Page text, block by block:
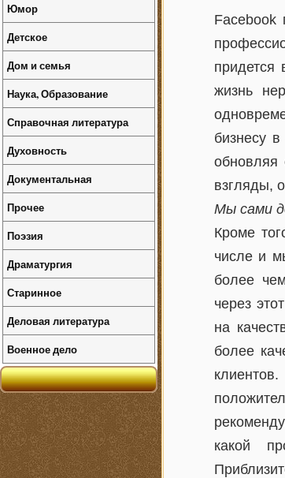
Facebook
придется
жизнь
бизнесу
обновляя
взгляды,
Мы сами
Кроме
числе и
более
через
на
более
какой
Юмор
Детское
Дом и семья
Наука, Образование
Справочная литература
Духовность
Документальная
Прочее
Поэзия
Драматургия
Старинное
Деловая литература
Военное дело